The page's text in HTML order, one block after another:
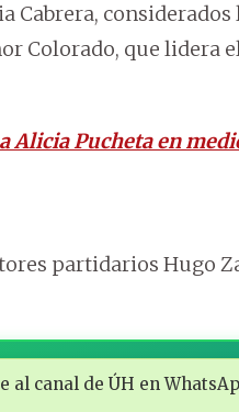
Cabrera,
Colorado, que lidera
Alicia Pucheta en
partidarios Hugo
al canal de ÚH en